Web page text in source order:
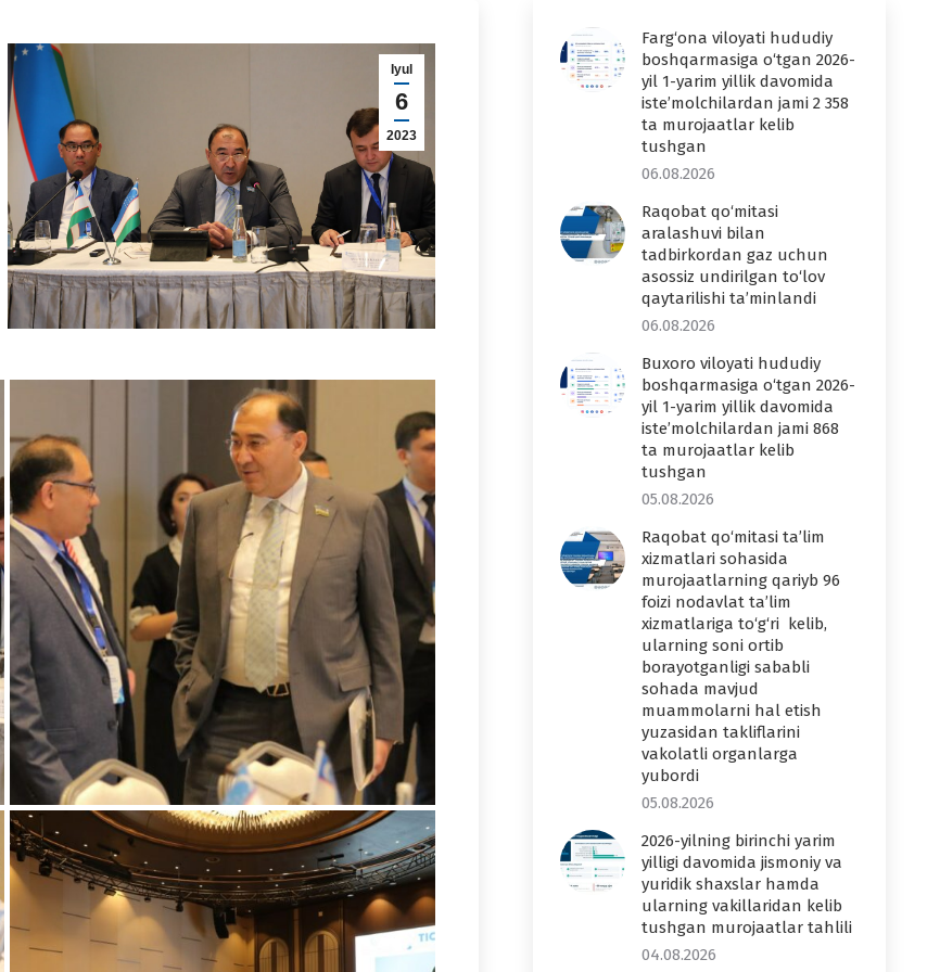
Iyul
6
2023
Farg‘ona viloyati hududiy
boshqarmasiga o‘tgan 2026-
yil 1-yarim yillik davomida
iste’molchilardan jami 2 358
ta murojaatlar kelib
tushgan
06.08.2026
Raqobat qo‘mitasi
aralashuvi bilan
tadbirkordan gaz uchun
asossiz undirilgan to‘lov
qaytarilishi ta’minlandi
06.08.2026
Buxoro viloyati hududiy
boshqarmasiga o‘tgan 2026-
yil 1-yarim yillik davomida
iste’molchilardan jami 868
ta murojaatlar kelib
tushgan
05.08.2026
Raqobat qo‘mitasi ta’lim
xizmatlari sohasida
murojaatlarning qariyb 96
foizi nodavlat ta’lim
xizmatlariga to‘g‘ri kelib,
ularning soni ortib
borayotganligi sababli
sohada mavjud
muammolarni hal etish
yuzasidan takliflarini
vakolatli organlarga
yubordi
05.08.2026
2026-yilning birinchi yarim
yilligi davomida jismoniy va
yuridik shaxslar hamda
ularning vakillaridan kelib
tushgan murojaatlar tahlili
04.08.2026